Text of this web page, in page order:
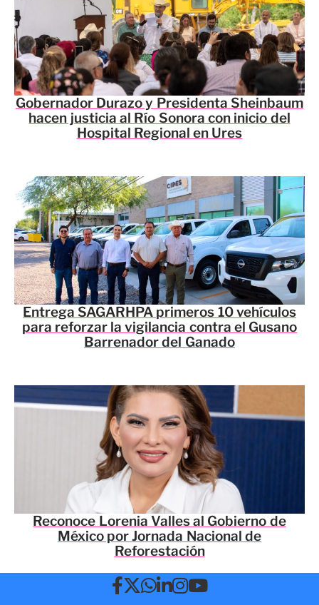
Gobernador Durazo y Presidenta Sheinbaum
hacen justicia al Río Sonora con inicio del
Hospital Regional en Ures
Entrega SAGARHPA primeros 10 vehículos
para reforzar la vigilancia contra el Gusano
Barrenador del Ganado
Reconoce Lorenia Valles al Gobierno de
México por Jornada Nacional de
Reforestación